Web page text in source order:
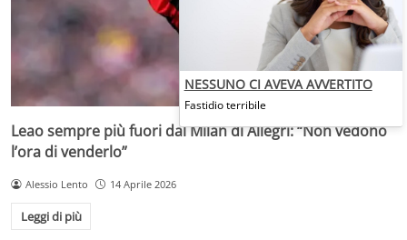
Leao sempre più fuori dal Milan di Allegri: “Non vedono
l’ora di venderlo”
Alessio Lento 14 Aprile 2026
Leggi di più
NESSUNO CI AVEVA AVVERTITO
Fastidio terribile